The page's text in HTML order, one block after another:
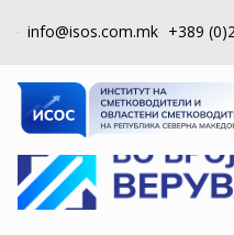
info@isos.com.mk +389
ЗА
НАС
РЕГИСТРИ